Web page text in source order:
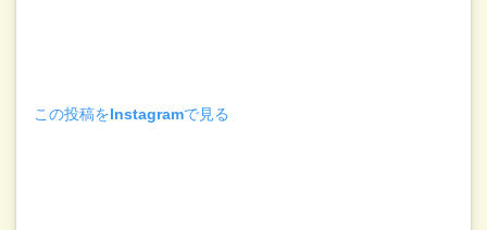
この投稿をInstagramで見る